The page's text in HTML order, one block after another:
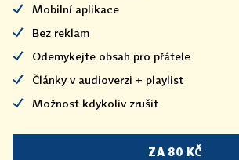
Mobilní aplikace
Bez reklam
Odemykejte obsah pro přátele
Články v audioverzi + playlist
Možnost kdykoliv zrušit
ZA 80 KČ